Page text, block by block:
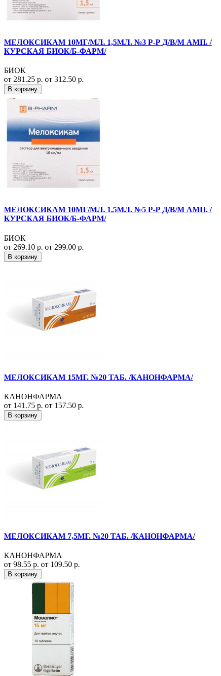
МЕЛОКСИКАМ 10МГ/МЛ. 1,5МЛ. №3 Р-Р Д/В/М АМП. /
КУРСКАЯ БИОК/Б-ФАРМ/
БИОК
от 281.25 р. от 312.50 р.
В корзину
МЕЛОКСИКАМ 10МГ/МЛ. 1,5МЛ. №5 Р-Р Д/В/М АМП. /
КУРСКАЯ БИОК/Б-ФАРМ/
БИОК
от 269.10 р. от 299.00 р.
В корзину
МЕЛОКСИКАМ 15МГ. №20 ТАБ. /КАНОНФАРМА/
КАНОНФАРМА
от 141.75 р. от 157.50 р.
В корзину
МЕЛОКСИКАМ 7,5МГ. №20 ТАБ. /КАНОНФАРМА/
КАНОНФАРМА
от 98.55 р. от 109.50 р.
В корзину